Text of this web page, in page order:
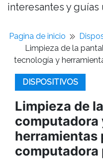
interesantes y guías
Pagina de inicio
Limpieza de la
tecnología y
DISPOSITIVOS
Limpieza de
computadora
herramientas